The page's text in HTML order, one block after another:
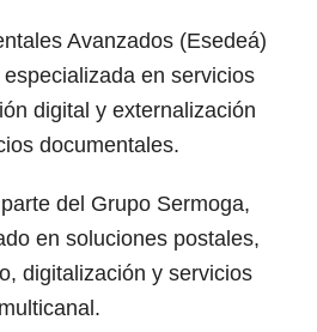
Avanzados (Esedeá)
en servicios
digital y externalización
documentales.
del Grupo Sermoga,
en soluciones postales,
digitalización y servicios
multicanal.